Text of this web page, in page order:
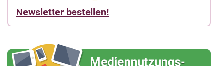
Newsletter bestellen!